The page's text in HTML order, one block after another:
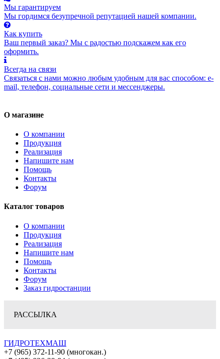
Мы гарантируем
Мы гордимся безупречной репутацией нашей компании.
Как купить
Ваш первый заказ? Мы с радостью подскажем как его
оформить.
Всегда на связи
Связаться с нами можно любым удобным для вас способом: e-
mail, телефон, социальные сети и мессенджеры.
О магазине
О компании
Продукция
Реализация
Напишите нам
Помощь
Контакты
Форум
Каталог товаров
О компании
Продукция
Реализация
Напишите нам
Помощь
Контакты
Форум
Заказ гидростанции
РАССЫЛКА
ГИДРОТЕХМАШ
+7 (965) 372-11-90 (многокан.)